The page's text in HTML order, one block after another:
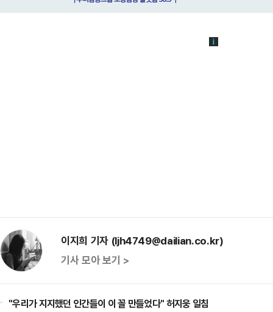
이지희 기자 (ljh4749@dailian.co.kr)
기사 모아 보기 >
"우리가 지지했던 인간들이 이 꼴 만들었다" 허지웅 일침